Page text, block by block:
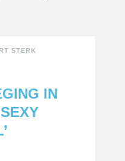
STERK
IN